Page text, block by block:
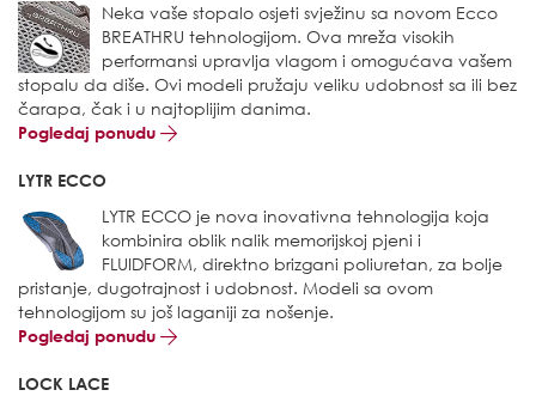
Neka vaše stopalo osjeti svježinu sa novom Ecco
BREATHRU tehnologijom. Ova mreža visokih
performansi upravlja vlagom i omogućava vašem
stopalu da diše. Ovi modeli pružaju veliku udobnost sa ili bez
čarapa, čak i u najtoplijim danima.
Pogledaj ponudu
LYTR ECCO
LYTR ECCO je nova inovativna tehnologija koja
kombinira oblik nalik memorijskoj pjeni i
FLUIDFORM, direktno brizgani poliuretan, za bolje
pristanje, dugotrajnost i udobnost. Modeli sa ovom
tehnologijom su još laganiji za nošenje.
Pogledaj ponudu
LOCK LACE